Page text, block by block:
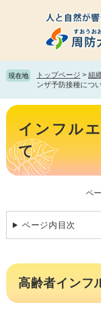
頭
で
飛
ば
て
現在地 トップページ > 組
ンザ予防接種につ
本
インフル
て
ペ
ページ内目次
高齢者インフ